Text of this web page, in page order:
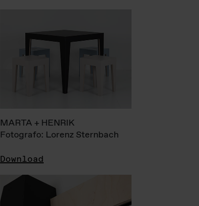
MARTA + HENRIK
Fotografo: Lorenz Sternbach
Download